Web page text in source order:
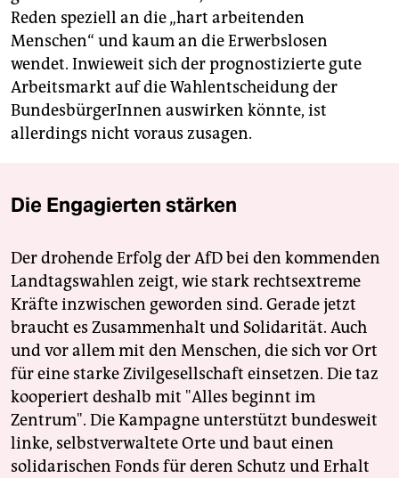
Reden speziell an die „hart arbeitenden
Menschen“ und kaum an die Erwerbslosen
wendet. Inwieweit sich der prognostizierte gute
Arbeitsmarkt auf die Wahlentscheidung der
BundesbürgerInnen auswirken könnte, ist
allerdings nicht voraus zusagen.
Die Engagierten stärken
Der drohende Erfolg der AfD bei den kommenden
Landtagswahlen zeigt, wie stark rechtsextreme
Kräfte inzwischen geworden sind. Gerade jetzt
braucht es Zusammenhalt und Solidarität. Auch
und vor allem mit den Menschen, die sich vor Ort
für eine starke Zivilgesellschaft einsetzen. Die taz
kooperiert deshalb mit "Alles beginnt im
Zentrum". Die Kampagne unterstützt bundesweit
linke, selbstverwaltete Orte und baut einen
solidarischen Fonds für deren Schutz und Erhalt